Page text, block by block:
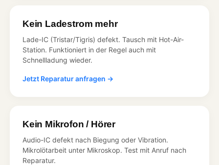
Kein Ladestrom mehr
Lade-IC (Tristar/Tigris) defekt. Tausch mit Hot-Air-
Station. Funktioniert in der Regel auch mit
Schnellladung wieder.
Jetzt Reparatur anfragen →
Kein Mikrofon / Hörer
Audio-IC defekt nach Biegung oder Vibration.
Mikrolötarbeit unter Mikroskop. Test mit Anruf nach
Reparatur.